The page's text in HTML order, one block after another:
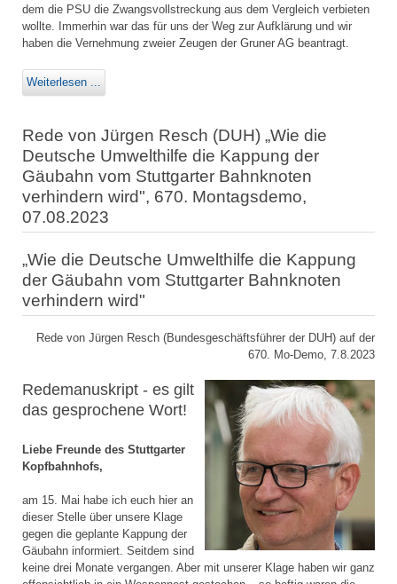
dem die PSU die Zwangsvollstreckung aus dem Vergleich verbieten
wollte. Immerhin war das für uns der Weg zur Aufklärung und wir
haben die Vernehmung zweier Zeugen der Gruner AG beantragt.
Weiterlesen ...
Rede von Jürgen Resch (DUH) „Wie die
Deutsche Umwelthilfe die Kappung der
Gäubahn vom Stuttgarter Bahnknoten
verhindern wird", 670. Montagsdemo,
07.08.2023
„Wie die Deutsche Umwelthilfe die Kappung
der Gäubahn vom Stuttgarter Bahnknoten
verhindern wird"
Rede von Jürgen Resch (Bundesgeschäftsführer der DUH) auf der
670. Mo-Demo, 7.8.2023
Redemanuskript - es gilt
das gesprochene Wort!
Liebe Freunde des Stuttgarter
Kopfbahnhofs,
am 15. Mai habe ich euch hier an
dieser Stelle über unsere Klage
gegen die geplante Kappung der
Gäubahn informiert. Seitdem sind
keine drei Monate vergangen. Aber mit unserer Klage haben wir ganz